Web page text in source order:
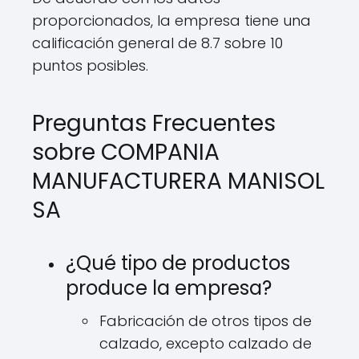
proporcionados, la empresa tiene una
calificación general de 8.7 sobre 10
puntos posibles.
Preguntas Frecuentes
sobre COMPANIA
MANUFACTURERA MANISOL
SA
¿Qué tipo de productos
produce la empresa?
Fabricación de otros tipos de
calzado, excepto calzado de